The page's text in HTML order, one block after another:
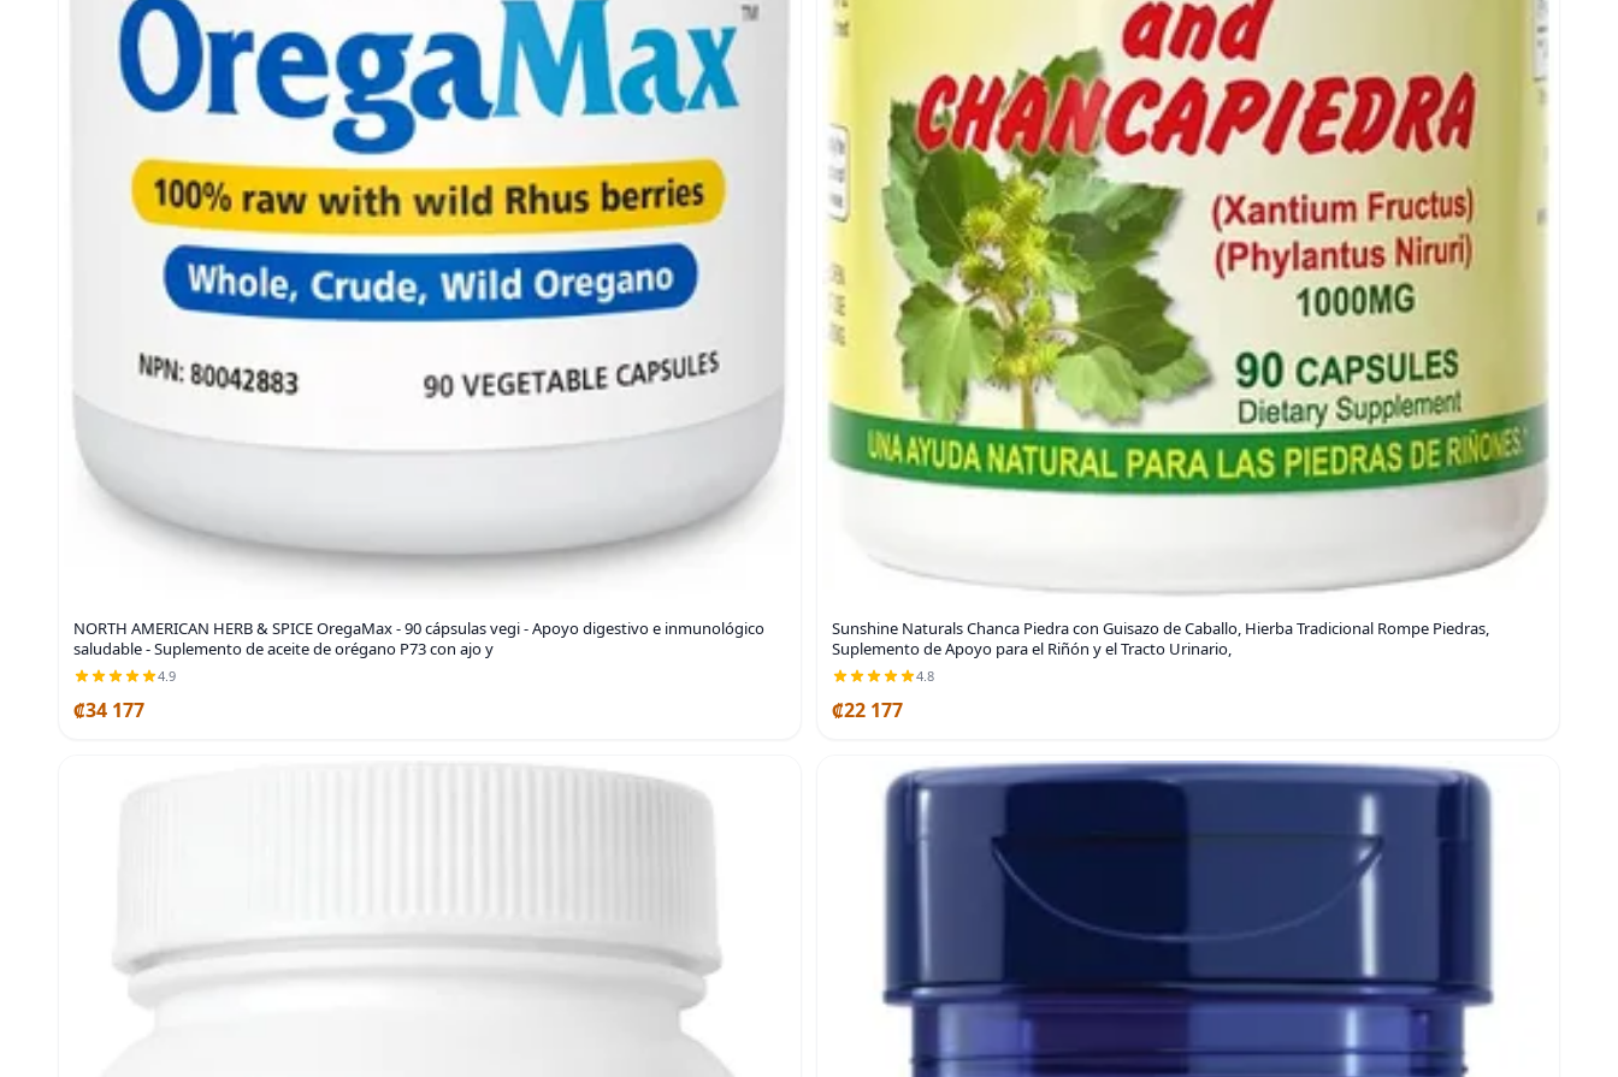
NORTH AMERICAN HERB & SPICE OregaMax - 90 cápsulas vegi - Apoyo digestivo e inmunológico
saludable - Suplemento de aceite de orégano P73 con ajo y
4.9
₡34 177
Sunshine Naturals Chanca Piedra con Guisazo de Caballo, Hierba Tradicional Rompe Piedras,
Suplemento de Apoyo para el Riñón y el Tracto Urinario,
4.8
₡22 177